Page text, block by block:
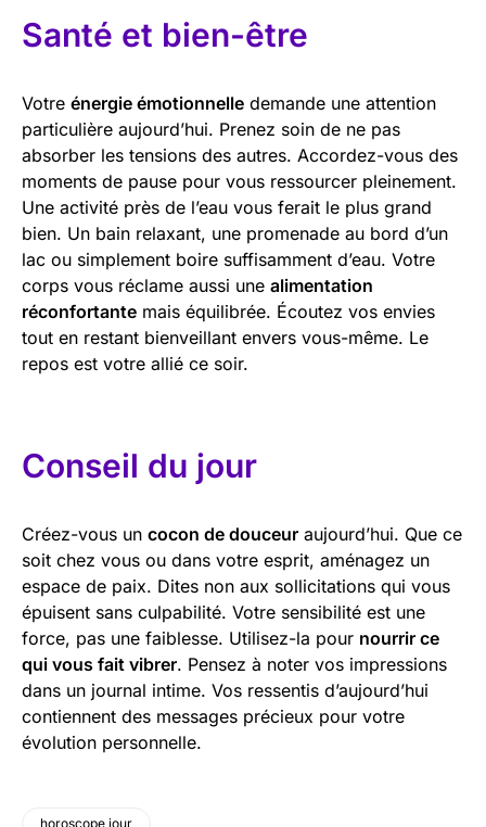
Santé et bien-être
Votre énergie émotionnelle demande une attention
particulière aujourd’hui. Prenez soin de ne pas
absorber les tensions des autres. Accordez-vous des
moments de pause pour vous ressourcer pleinement.
Une activité près de l’eau vous ferait le plus grand
bien. Un bain relaxant, une promenade au bord d’un
lac ou simplement boire suffisamment d’eau. Votre
corps vous réclame aussi une alimentation
réconfortante mais équilibrée. Écoutez vos envies
tout en restant bienveillant envers vous-même. Le
repos est votre allié ce soir.
Conseil du jour
Créez-vous un cocon de douceur aujourd’hui. Que ce
soit chez vous ou dans votre esprit, aménagez un
espace de paix. Dites non aux sollicitations qui vous
épuisent sans culpabilité. Votre sensibilité est une
force, pas une faiblesse. Utilisez-la pour nourrir ce
qui vous fait vibrer. Pensez à noter vos impressions
dans un journal intime. Vos ressentis d’aujourd’hui
contiennent des messages précieux pour votre
évolution personnelle.
horoscope jour